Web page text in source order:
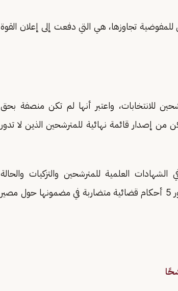
تجاوزها، هي التي دفعت إلى إعلان القوة
للانتخابات، واعتبر أنها لم تكن منصفة بحق
من إصدار قائمة نهائية للمترشحين الذين لا تدور
العلمية للمترشحين والتزكيات والحالة
الجنائية، تم من خلاله استبعاد نحو 12 ملفا، مشيرا إلى صدور 5 أحكام قضائية متضاربة في مضمونها حول مصير